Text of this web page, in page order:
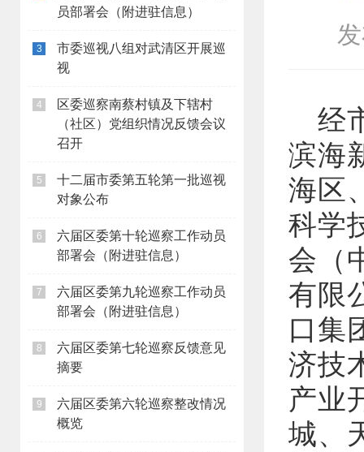
员部署会（附进驻信息）
3
市委巡视八组对武清区开展巡
视
4
区委巡察南蔡村镇及下辖村
（社区）党组织情况反馈会议
召开
5
十二届市委第五轮第一批巡视
对象公布
6
六届区委第十轮巡察工作动员
部署会（附进驻信息）
7
六届区委第九轮巡察工作动员
部署会（附进驻信息）
8
六届区委第七轮巡察反馈意见
摘要
9
六届区委第六轮巡察整改情况
概览
经
滨海
海区
科学
会（
有限
口集
济技
产业
城、